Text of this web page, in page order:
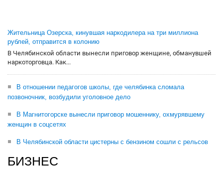
Жительница Озерска, кинувшая наркодилера на три миллиона
рублей, отправится в колонию
В Челябинской области вынесли приговор женщине, обманувшей
наркоторговца. Как...
В отношении педагогов школы, где челябинка сломала
позвоночник, возбудили уголовное дело
В Магнитогорске вынесли приговор мошеннику, охмурявшему
женщин в соцсетях
В Челябинской области цистерны с бензином сошли с рельсов
БИЗНЕС